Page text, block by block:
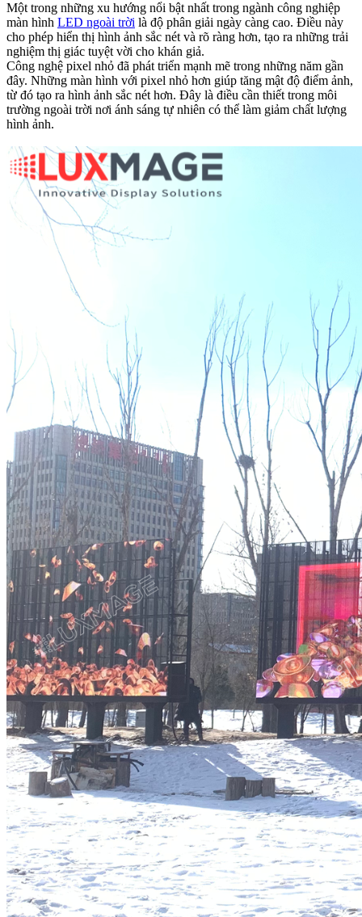
Một trong những xu hướng nổi bật nhất trong ngành công nghiệp
màn hình LED ngoài trời là độ phân giải ngày càng cao. Điều này
cho phép hiển thị hình ảnh sắc nét và rõ ràng hơn, tạo ra những trải
nghiệm thị giác tuyệt vời cho khán giả.
Công nghệ pixel nhỏ đã phát triển mạnh mẽ trong những năm gần
đây. Những màn hình với pixel nhỏ hơn giúp tăng mật độ điểm ảnh,
từ đó tạo ra hình ảnh sắc nét hơn. Đây là điều cần thiết trong môi
trường ngoài trời nơi ánh sáng tự nhiên có thể làm giảm chất lượng
hình ảnh.